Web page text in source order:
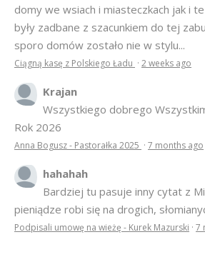
domy we wsiach i miasteczkach jak i
były zadbane z szacunkiem do tej
sporo domów zostało nie w stylu...
Ciągną kasę z Polskiego Ładu · 2 weeks ago
Krajan
Wszystkiego dobrego
Rok 2026
Anna Bogusz - Pastorałka 2025 · 7 months ago
hahahah
Bardziej tu pasuje inny cytat z
pieniądze robi się na drogich,
Podpisali umowę na wieżę - Kurek Mazurski · 7